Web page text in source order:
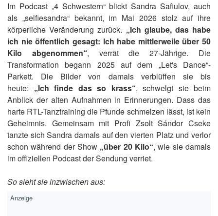
Im Podcast „4 Schwestern“ blickt Sandra Safiulov, auch
als „selfiesandra“ bekannt, im Mai 2026 stolz auf ihre
körperliche Veränderung zurück. „Ich glaube, das habe
ich nie öffentlich gesagt: Ich habe mittlerweile über 50
Kilo abgenommen“, verrät die 27-Jährige. Die
Transformation begann 2025 auf dem „Let's Dance“-
Parkett. Die Bilder von damals verblüffen sie bis
heute: „Ich finde das so krass“, schwelgt sie beim
Anblick der alten Aufnahmen in Erinnerungen. Dass das
harte RTL-Tanztraining die Pfunde schmelzen lässt, ist kein
Geheimnis. Gemeinsam mit Profi Zsolt Sándor Cseke
tanzte sich Sandra damals auf den vierten Platz und verlor
schon während der Show „über 20 Kilo“, wie sie damals
im offiziellen Podcast der Sendung verriet.
So sieht sie inzwischen aus: